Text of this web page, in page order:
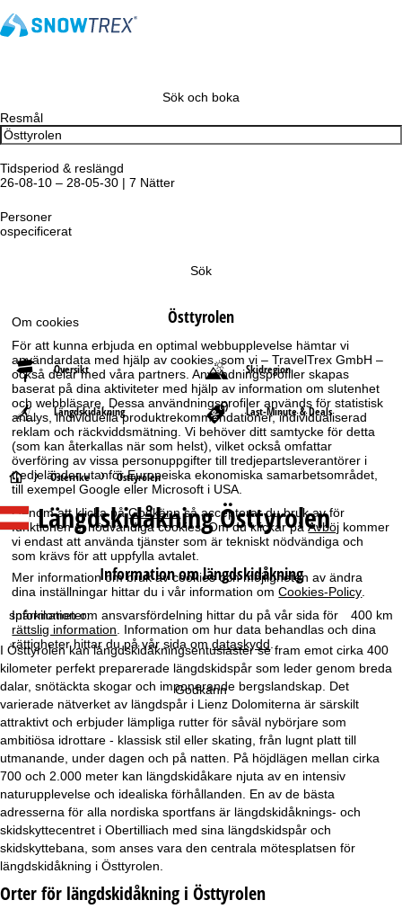
Om cookies
För att kunna erbjuda en optimal webbupplevelse hämtar vi
användardata med hjälp av cookies, som vi – TravelTrex GmbH –
också delar med våra partners. Användningsprofiler skapas
baserat på dina aktiviteter med hjälp av information om slutenhet
och webbläsare. Dessa användningsprofiler används för statistisk
analys, individuella produktrekommendationer, individualiserad
reklam och räckviddsmätning. Vi behöver ditt samtycke för detta
(som kan återkallas när som helst), vilket också omfattar
överföring av vissa personuppgifter till tredjepartsleverantörer i
tredjeländer utanför Europeiska ekonomiska samarbetsområdet,
till exempel Google eller Microsoft i USA.
Genom att klicka påGodkännså accepterar du bruk av för
funktionen ej nödvändiga cookies. Om du klickar påAvböj kommer
vi endast att använda tjänster som är tekniskt nödvändiga och
som krävs för att uppfylla avtalet.
Mer information om bruk av cookies och möjligheten av ändra
dina inställningar hittar du i vår information omCookies-Policy.
Information om ansvarsfördelning hittar du på vår sida för
rättslig information. Information om hur data behandlas och dina
rättigheter hittar du på vår sida omdataskydd.
Godkänn
Sök och boka
Resmål
Tidsperiod & reslängd
26-08-10 – 28-05-30 | 7 Nätter
Personer
ospecificerat
Sök
Östtyrolen
Översikt Skidregion
Längdskidåkning Last-Minute & Deals
S
t
a
r
t
s
i
d
Österrike Östtyrolen
Längdskidåkning Östtyrolen
Information om längdskidåkning
400 km
spårkilometer:
I Östtyrolen kan längdskidåkningsentusiaster se fram emot cirka 400
kilometer perfekt preparerade längdskidspår som leder genom breda
dalar, snötäckta skogar och imponerande bergslandskap. Det
varierade nätverket av längdspår i Lienz Dolomiterna är särskilt
attraktivt och erbjuder lämpliga rutter för såväl nybörjare som
ambitiösa idrottare - klassisk stil eller skating, från lugnt platt till
utmanande, under dagen och på natten. På höjdlägen mellan cirka
700 och 2.000 meter kan längdskidåkare njuta av en intensiv
naturupplevelse och idealiska förhållanden. En av de bästa
adresserna för alla nordiska sportfans är längdskidåknings- och
skidskyttecentret i Obertilliach med sina längdskidspår och
skidskyttebana, som anses vara den centrala mötesplatsen för
längdskidåkning i Östtyrolen.
Orter för längdskidåkning i Östtyrolen